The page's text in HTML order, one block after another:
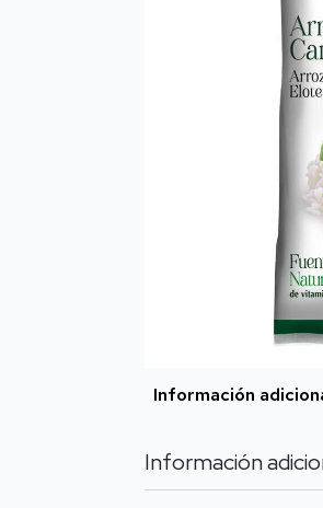
Información
Información